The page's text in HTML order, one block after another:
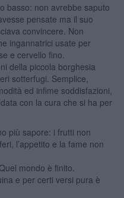
basso: non avrebbe saputo
pensate ma il suo
convincere. Non
ingannatrici usate per
e cervello fino.
della piccola borghesia
sotterfugi. Semplice,
ed infime soddisfazioni,
con la cura che si ha per
più sapore: i frutti non
l’appetito e la fame non
mondo è finito.
e per certi versi pura è